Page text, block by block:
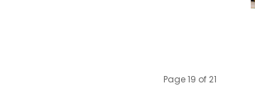
Page 19 of 21